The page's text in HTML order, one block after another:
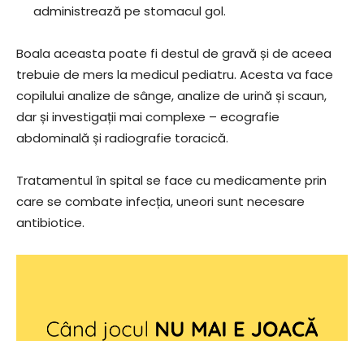
administrează pe stomacul gol.
Boala aceasta poate fi destul de gravă și de aceea
trebuie de mers la medicul pediatru. Acesta va face
copilului analize de sânge, analize de urină și scaun,
dar și investigații mai complexe – ecografie
abdominală și radiografie toracică.
Tratamentul în spital se face cu medicamente prin
care se combate infecția, uneori sunt necesare
antibiotice.